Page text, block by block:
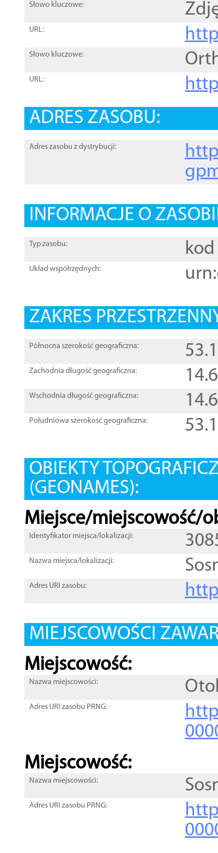
Słowo kluczowe:
URL:
Słowo kluczowe:
URL:
ADRES ZASOBU:
Adres zasobu z dystrybucji:
INFORMACJE O
Typ zasobu: kod
Układ współrzędnych:
ZAKRES
Północna szerokość geograficzna:
Zachodnia długość geograficzna:
Wschodnia długość geograficzna:
Południowa szerokość geograficzna:
OBIEKTY
(GEONAMES):
Miejsce/miejscowość/
Identyfikator miejsca/lokalizacji:
Nazwa miejsca/lokalizacji:
Adres URI zasobu:
MIEJSCOWOŚCI
Miejscowość:
Nazwa miejscowości:
Adres URI zasobu PRNG:
Miejscowość:
Nazwa miejscowości:
Adres URI zasobu PRNG: